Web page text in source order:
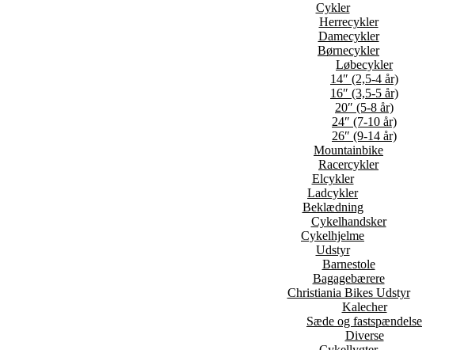
Cykler
Herrecykler
Damecykler
Børnecykler
Løbecykler
14″ (2,5-4 år)
16″ (3,5-5 år)
20″ (5-8 år)
24″ (7-10 år)
26″ (9-14 år)
Mountainbike
Racercykler
Elcykler
Ladcykler
Beklædning
Cykelhandsker
Cykelhjelme
Udstyr
Barnestole
Bagagebærere
Christiania Bikes Udstyr
Kalecher
Sæde og fastspændelse
Diverse